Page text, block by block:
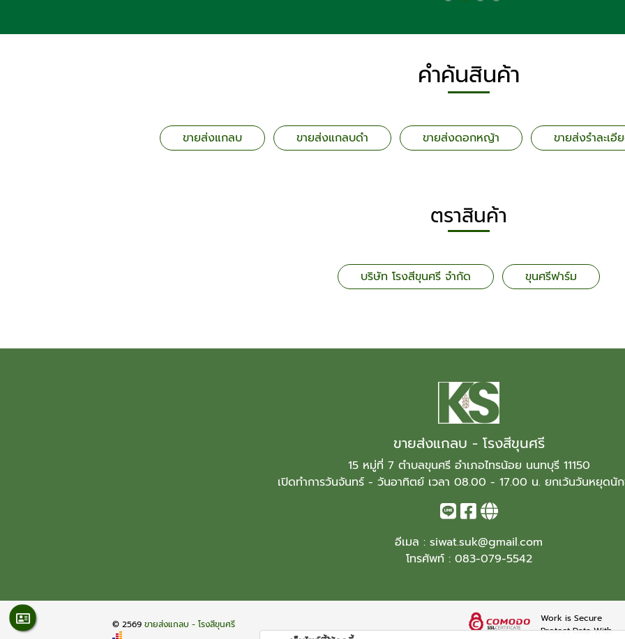
คำค้นสินค้า
ขายส่งแกลบ ขายส่งแกลบดำ ขายส่งดอกหญ้า ขายส่งรำละเอี
ตราสินค้า
บริษัท โรงสีขุนศรี จำกัด ขุนศรีฟาร์ม
ขายส่งแกลบ - โรงสีขุนศรี
15 หมู่ที่ 7 ตำบลขุนศรี อำเภอไทรน้อย นนทบุรี 11150
เปิดทำการวันจันทร์ - วันอาทิตย์ เวลา 08.00 - 17.00 น. ยกเว้นวันหยุดนั
อีเมล : siwat.suk@gmail.com
โทรศัพท์ : 083-079-5542
© 2569ขายส่งแกลบ - โรงสีขุนศรี
Work is Secure
Protect Data With